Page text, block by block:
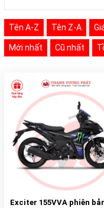
Tên A-Z Tên Z-A
Mới nhất Cũ nhất
Exciter 155VVA phiên